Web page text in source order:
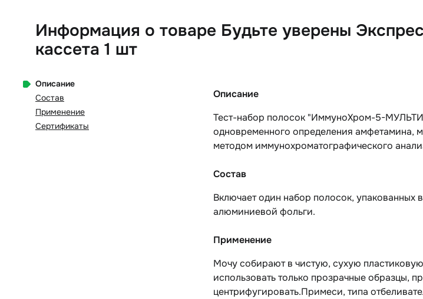
Информация о товаре Будьте уверены
кассета 1 шт
Описание
Состав
Применение
Сертификаты
Описание
Тест-набор полосок "ИммуноХром-5-МУЛЬТИ-
одновременного определения амфетамина,
методом иммунохроматографического
Состав
Включает один набор полосок,
алюминиевой фольги.
Применение
Мочу собирают в чистую, сухую
использовать только прозрачные образцы,
центрифугировать.Примеси, типа